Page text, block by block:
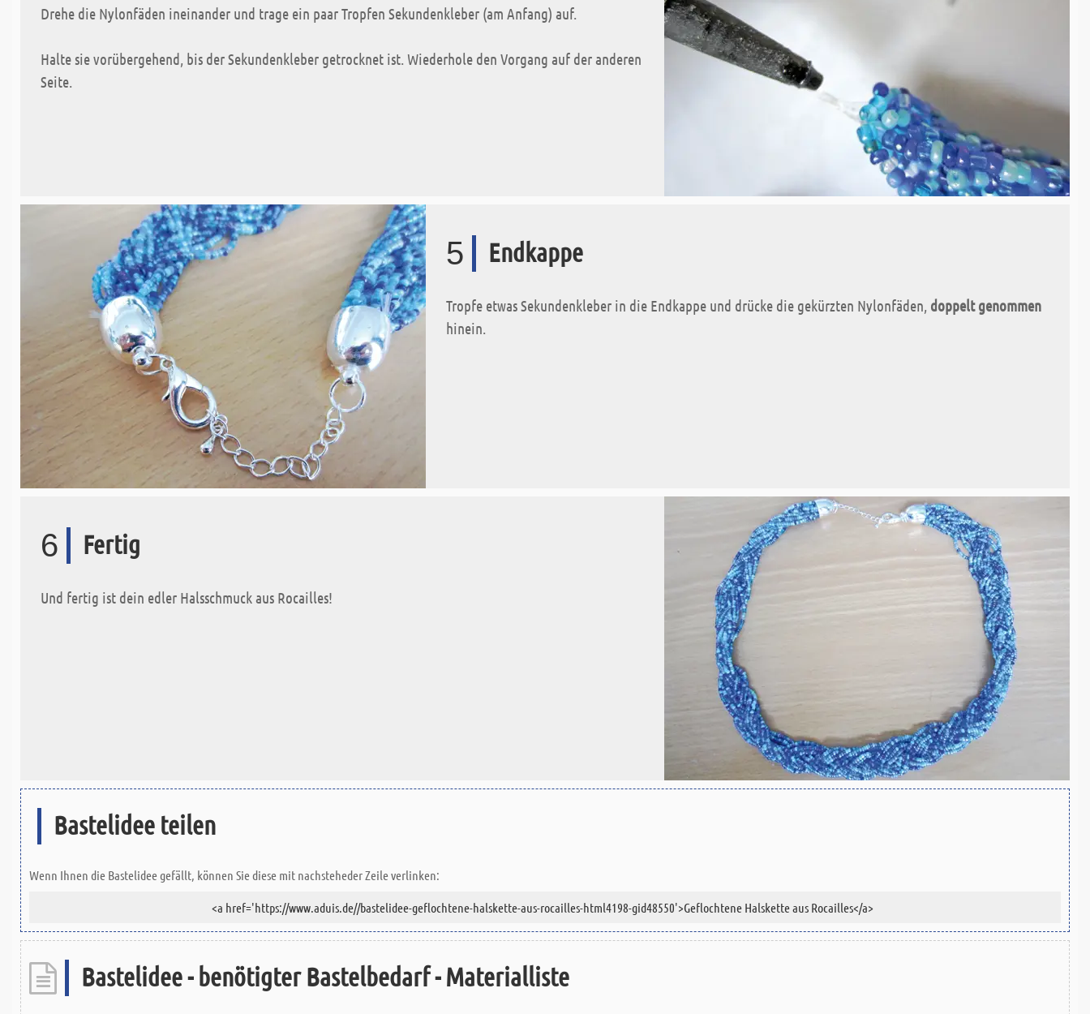
Drehe die Nylonfäden ineinander und trage ein paar Tropfen Sekundenkleber (am Anfang) auf.
Halte sie vorübergehend, bis der Sekundenkleber getrocknet ist. Wiederhole den Vorgang auf der anderen
Seite.
5 Endkappe
Tropfe etwas Sekundenkleber in die Endkappe und drücke die gekürzten Nylonfäden, doppelt genommen
hinein.
6 Fertig
Und fertig ist dein edler Halsschmuck aus Rocailles!
Bastelidee teilen
Wenn Ihnen die Bastelidee gefällt, können Sie diese mit nachsteheder Zeile verlinken:
Bastelidee - benötigter Bastelbedarf - Materialliste